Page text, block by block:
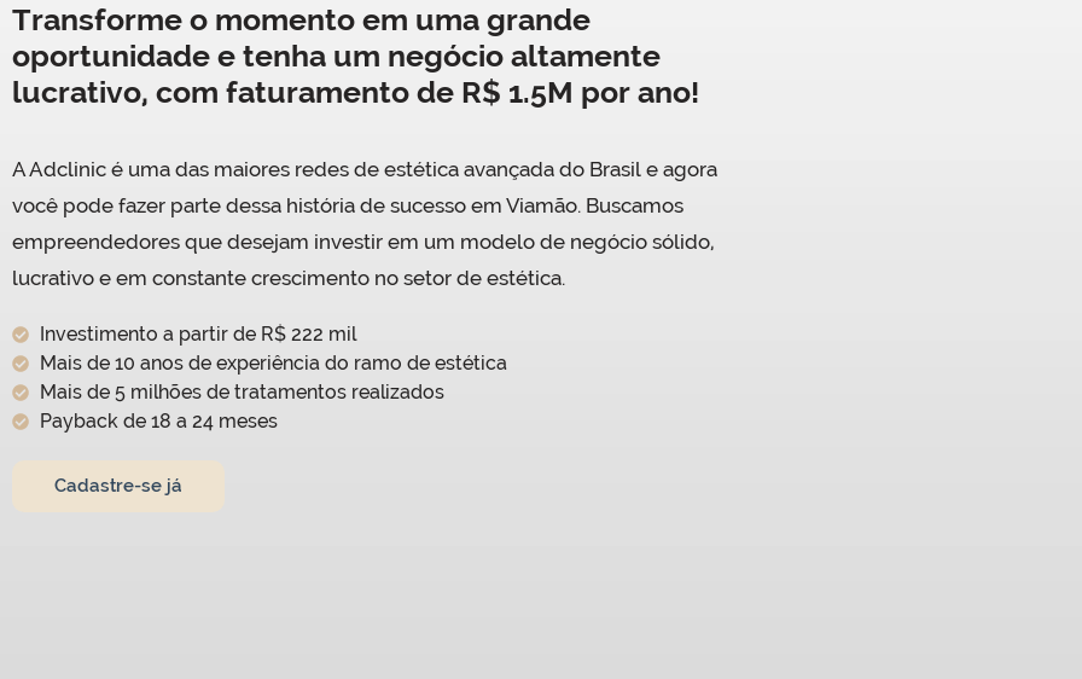
Transforme o momento em uma grande
oportunidade e tenha um negócio altamente
lucrativo, com faturamento de R$ 1.5M por ano!
A Adclinic é uma das maiores redes de estética avançada do Brasil e agora
você pode fazer parte dessa história de sucesso em Viamão. Buscamos
empreendedores que desejam investir em um modelo de negócio sólido,
lucrativo e em constante crescimento no setor de estética.
Investimento a partir de R$ 222 mil
Mais de 10 anos de experiência do ramo de estética
Mais de 5 milhões de tratamentos realizados
Payback de 18 a 24 meses
Cadastre-se já